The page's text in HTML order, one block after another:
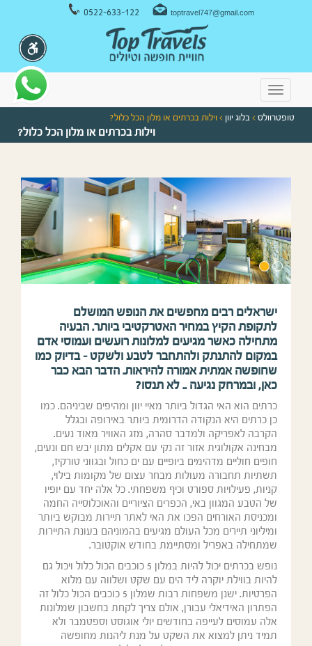
0522-633-122 toptravel747@gmail.com
Toggle
navigation
טופטרוולס > בלוג יוון > וילות בכרתים או מלון הכל כלול?
וילות בכרתים או מלון הכל כלול?
ישראלים רבים מחפשים את הנופש המושלם
לתקופת הקיץ במחיר האטרקטיבי ביותר. הבעיה
מתחילה כאשר מגיעים למלונות רועשים ועמוסי אדם
במקום להתנתק ולהתחבר לטבע ולשקט – בדיוק כמו
שחופשה אמתית אמורה להיראות. הדבר הבא כבר
כאן, ובמרחק נגיעה .. לא תנסו?
כרתים הוא האי הגדול ביותר מאיי יוון ומהיפים שביניהם. כמו
כן כרתים היא הנקודה הדרומית ביותר באירופה ובגלל
הקרבה לאפריקה ולמדבר סהרה, מזג האוויר מאוד נעים.
מבחינה אקולוגית אזור זה נקי עם אקלים מתון יבש חם ונעים,
חופים חוליים מדהימים ביופיים עם ים כחול ובגווני טורקיז,
תשתיות תחבורה מעולות מבחר עצום של מקומות בילוי,
קניות, פעילויות ספורט וכיף משפחתי. כל אלה יחד עם יופיו
של הטבע המגוון באי, הכפרים הציוריים והאוכלוסייה החמה
ומכניסת האורחים הפכו את האי לאתר תיירות מבוקש ביותר
ומיליוני תיירים מכל העולם מגיעים בהמוניהם בעונת התיירות
שמתחילה באפריל ומסתיימת בחודש אוקטובר.
נופש בכרתים יכול להיות במלון 5 כוכבים הכול כלול ויכול גם
להיות בווילת יוקרה ליד הים עם שקט ושלווה עם מלוא
הפרטיות. ישנן משפחות רבות שמלון 5 כוכבים הכול כלול זה
הפתרון האידיאלי עבורן, אולם צריך לקחת בחשבון שמלונות
אלה עמוסים לעייפה בחודשים יולי אוגוסט וספטמבר ולא
תמיד ניתן למצוא את השקט על מנת ליהנות מחופשה
ניווט במקלדת